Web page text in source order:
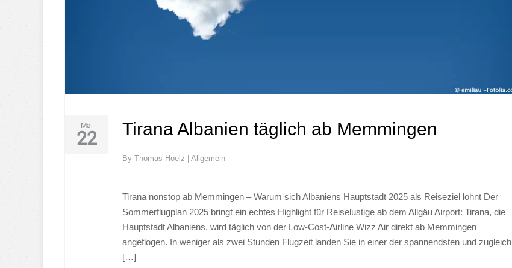
Mai
22 Tirana Albanien täglich ab Memmingen
By Thomas Hoelz Allgemein
Tirana nonstop ab Memmingen – Warum sich Albaniens Hauptstadt 2025 als Reiseziel lohnt Der
Sommerflugplan 2025 bringt ein echtes Highlight für Reiselustige ab dem Allgäu Airport: Tirana, die
Hauptstadt Albaniens, wird täglich von der Low-Cost-Airline Wizz Air direkt ab Memmingen
angeflogen. In weniger als zwei Stunden Flugzeit landen Sie in einer der spannendsten und zugleich
[…]